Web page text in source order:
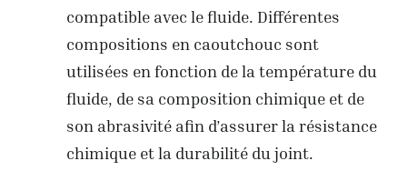
compatible avec le fluide. Différentes
compositions en caoutchouc sont
utilisées en fonction de la température du
fluide, de sa composition chimique et de
son abrasivité afin d’assurer la résistance
chimique et la durabilité du joint.